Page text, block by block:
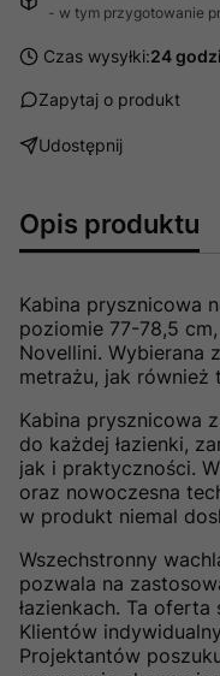
- w tym przygotowanie
Czas wysyłki:24
Zapytaj o produkt
Udostępnij
Opis produktu
Kabina prysznicowa
poziomie 77-78,5
Novellini. Wybierana
metrażu, jak również
Kabina prysznicowa
do każdej łazienki,
jak i praktyczności.
oraz nowoczesna
w produkt niemal
Wszechstronny
pozwala na
łazienkach. Ta
Klientów
Projektantów